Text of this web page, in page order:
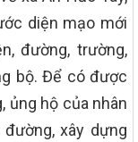
diện mạo mới
đường, trường,
bộ. Để có được
ủng hộ của nhân
xây dựng